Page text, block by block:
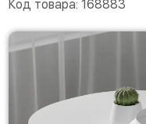
Код товара: 168883